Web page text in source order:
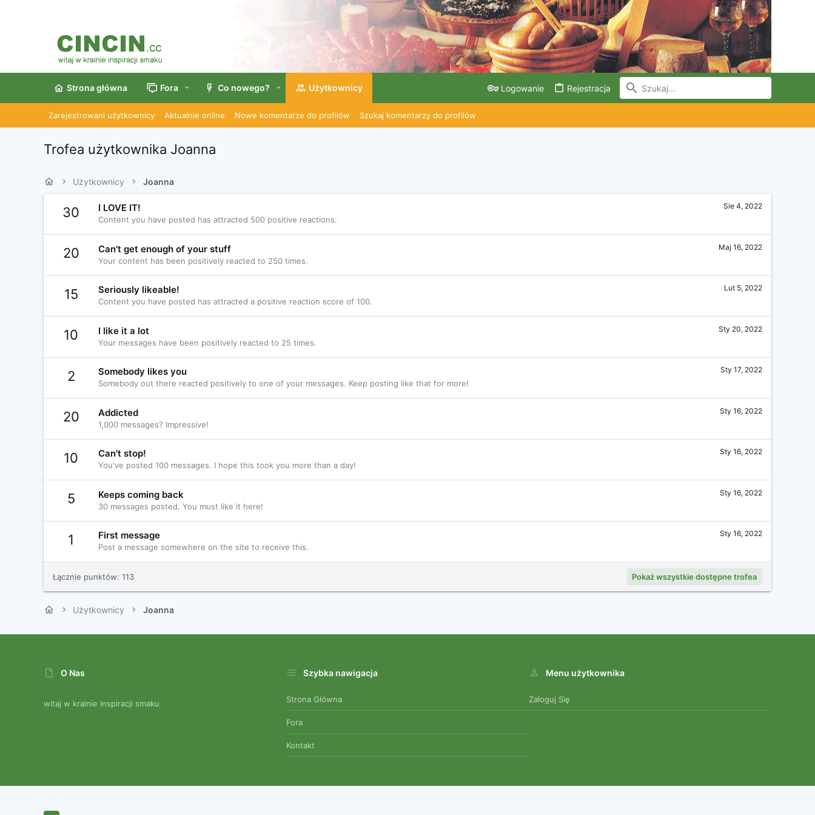
Strona główna Fora Co nowego? Użytkownicy Logowanie Rejestracja
Zarejestrowani użytkownicy Aktualnie online Nowe komentarze do profilów Szukaj komentarzy do profilów
Trofea użytkownika Joanna
Użytkownicy Joanna
30 Sie 4, 2022
I LOVE IT!
Content you have posted has attracted 500 positive reactions.
20 Maj 16, 2022
Can't get enough of your stuff
Your content has been positively reacted to 250 times.
15 Lut 5, 2022
Seriously likeable!
Content you have posted has attracted a positive reaction score of 100.
10 Sty 20, 2022
I like it a lot
Your messages have been positively reacted to 25 times.
2 Sty 17, 2022
Somebody likes you
Somebody out there reacted positively to one of your messages. Keep posting like that for more!
20 Sty 16, 2022
Addicted
1,000 messages? Impressive!
10 Sty 16, 2022
Can't stop!
You've posted 100 messages. I hope this took you more than a day!
5 Sty 16, 2022
Keeps coming back
30 messages posted. You must like it here!
1 Sty 16, 2022
First message
Post a message somewhere on the site to receive this.
Łącznie punktów: 113 Pokaż wszystkie dostępne trofea
Użytkownicy Joanna
O Nas
witaj w krainie inspiracji smaku
Szybka nawigacja
Strona Główna
Fora
Kontakt
Menu użytkownika
Zaloguj Się